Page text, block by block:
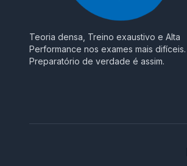
Teoria densa, Treino exaustivo e Alta
Performance nos exames mais difíceis.
Preparatório de verdade é assim.